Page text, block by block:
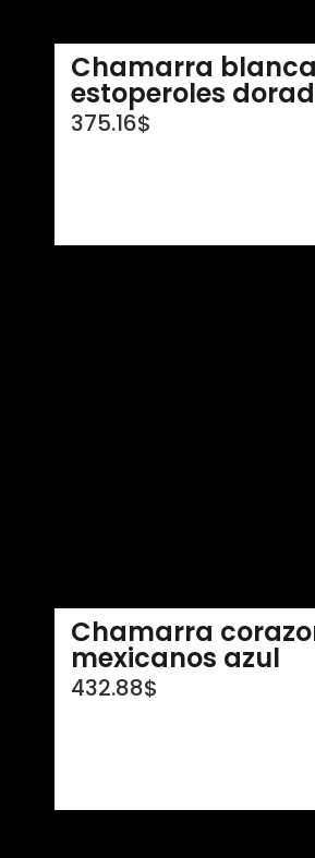
Chamarra
estoperoles
375.16$
Chamarra
mexicanos azul
432.88$